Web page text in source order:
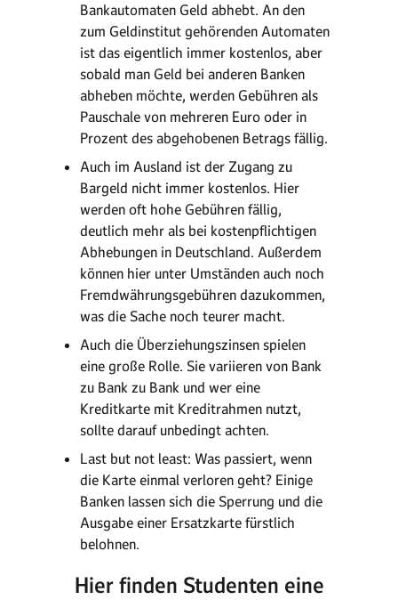
Bankautomaten Geld abhebt. An den
zum Geldinstitut gehörenden Automaten
ist das eigentlich immer kostenlos, aber
sobald man Geld bei anderen Banken
abheben möchte, werden Gebühren als
Pauschale von mehreren Euro oder in
Prozent des abgehobenen Betrags fällig.
Auch im Ausland ist der Zugang zu
Bargeld nicht immer kostenlos. Hier
werden oft hohe Gebühren fällig,
deutlich mehr als bei kostenpflichtigen
Abhebungen in Deutschland. Außerdem
können hier unter Umständen auch noch
Fremdwährungsgebühren dazukommen,
was die Sache noch teurer macht.
Auch die Überziehungszinsen spielen
eine große Rolle. Sie variieren von Bank
zu Bank zu Bank und wer eine
Kreditkarte mit Kreditrahmen nutzt,
sollte darauf unbedingt achten.
Last but not least: Was passiert, wenn
die Karte einmal verloren geht? Einige
Banken lassen sich die Sperrung und die
Ausgabe einer Ersatzkarte fürstlich
belohnen.
Hier finden Studenten eine